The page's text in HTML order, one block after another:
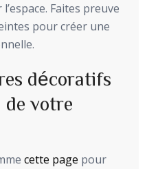
Faites preuve
pour créer une
décoratifs
de votre
cette page pour